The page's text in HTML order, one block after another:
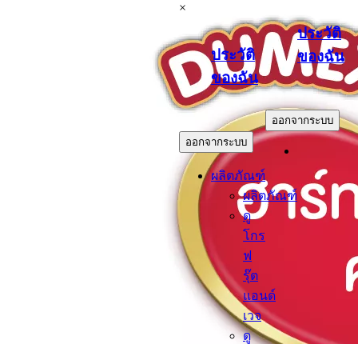
×
ประวัติ
ของฉัน
.
ออกจากระบบ
ผลิตภัณฑ์
ผลิตภัณฑ์
ดู
โกร
ฟ
รุ๊ต
แอนด์
เวจ
ดู
ประวัติ
ของฉัน
.
ออกจากระบบ